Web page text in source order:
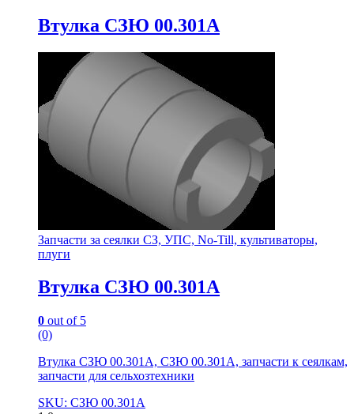
Втулка СЗЮ 00.301А
Запчасти за сеялки СЗ, УПС, No-Till, культиваторы,
плуги
Втулка СЗЮ 00.301А
0 out of 5
(0)
Втулка СЗЮ 00.301А, СЗЮ 00.301А, запчасти к сеялкам,
запчасти для сельхозтехники
SKU: СЗЮ 00.301А